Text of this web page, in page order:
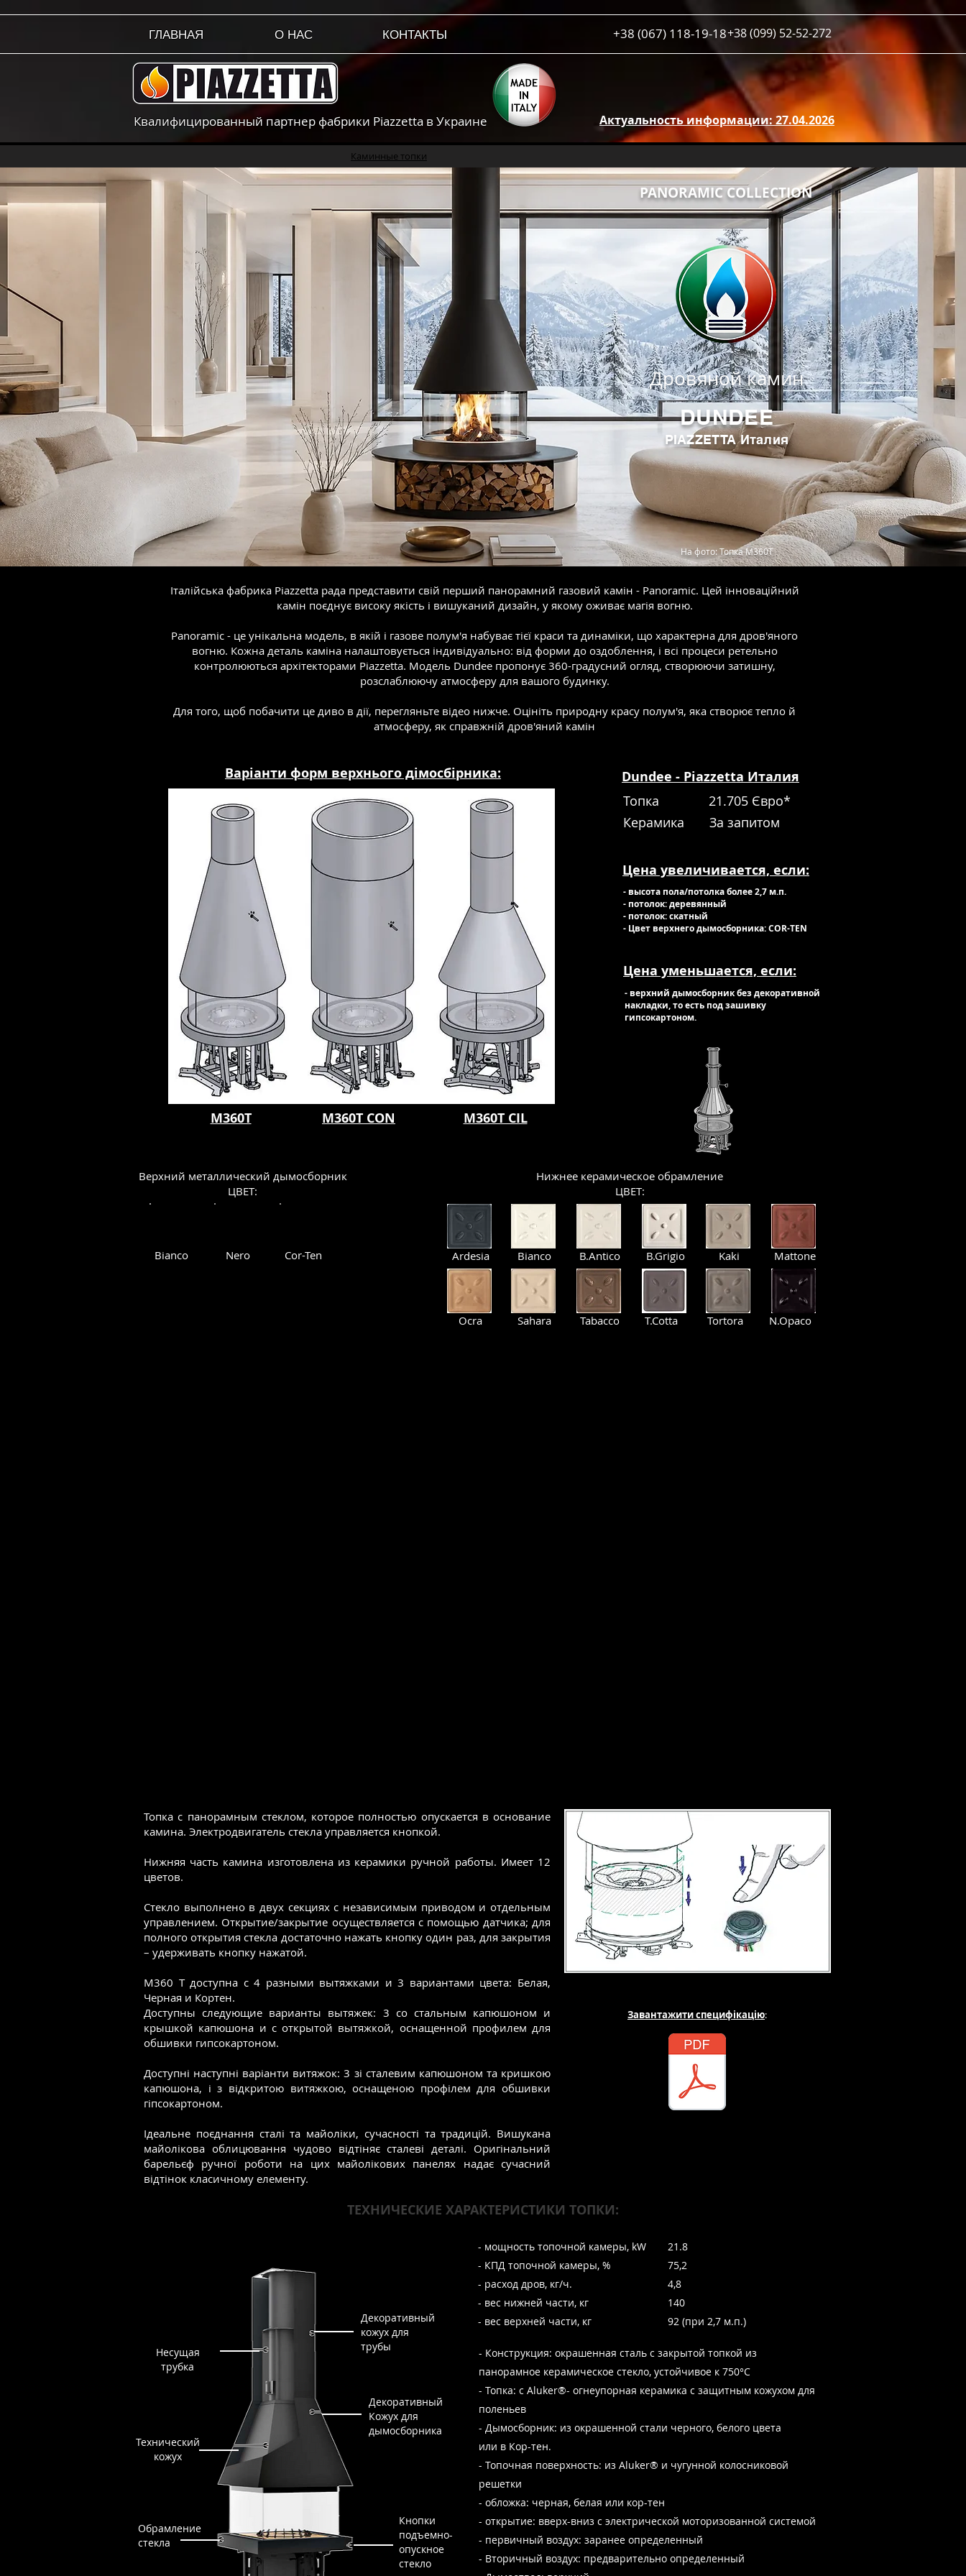
ГЛАВНАЯ О НАС КОНТАКТЫ +38 (099) 52-52-272
+38 (067) 118-19-18
Квалифицированный партнер фабрики Piazzetta в Украине Актуальность информации: 27.04.2026
Каминные топки
PANORAMIC COLLECTION
Дровяной камин
DUNDEE
PIAZZETTA Италия
На фото: Топка М360Т
Італійська фабрика Piazzetta рада представити свій перший панорамний газовий камін - Panoramic. Цей інноваційний
камін поєднує високу якість і вишуканий дизайн, у якому оживає магія вогню.
Panoramic - це унікальна модель, в якій і газове полум'я набуває тієї краси та динаміки, що характерна для дров'яного
вогню. Кожна деталь каміна налаштовується індивідуально: від форми до оздоблення, і всі процеси ретельно
контролюються архітекторами Piazzetta. Модель Dundee пропонує 360-градусний огляд, створюючи затишну,
розслаблюючу атмосферу для вашого будинку.
Для того, щоб побачити це диво в дії, перегляньте відео нижче. Оцініть природну красу полум'я, яка створює тепло й
атмосферу, як справжній дров'яний камін
Топка 21.705 Євро*
Цена увеличивается, если:
- высота пола/потолка более 2,7 м.п.
- потолок: деревянный
- потолок: скатный
- Цвет верхнего дымосборника: COR-TEN
Цена уменьшается, если:
- верхний дымосборник без декоративной
накладки, то есть под зашивку
гипсокартоном.
Варіанти форм верхнього дімосбірника:
M360T M360T CON M360T CIL
Dundee - Piazzetta Италия
Керамика За запитом
Верхний металлический дымосборник
ЦВЕТ:
Bianco Nero Cor-Ten
Нижнее керамическое обрамление
ЦВЕТ:
Ardesia
Ocra
Bianco
Sahara
B.Antico
Tabacco
B.Grigio
T.Cotta
Kaki
Tortora
Mattone
N.Opaco
Топка с панорамным стеклом, которое полностью опускается в основание
камина. Электродвигатель стекла управляется кнопкой.
Нижняя часть камина изготовлена из керамики ручной работы. Имеет 12
цветов.
Стекло выполнено в двух секциях с независимым приводом и отдельным
управлением. Открытие/закрытие осуществляется с помощью датчика; для
полного открытия стекла достаточно нажать кнопку один раз, для закрытия
– удерживать кнопку нажатой.
M360 T доступна с 4 разными вытяжками и 3 вариантами цвета: Белая,
Черная и Кортен.
Доступны следующие варианты вытяжек: 3 со стальным капюшоном и
крышкой капюшона и с открытой вытяжкой, оснащенной профилем для
обшивки гипсокартоном.
Доступні наступні варіанти витяжок: 3 зі сталевим капюшоном та кришкою
капюшона, і з відкритою витяжкою, оснащеною профілем для обшивки
гіпсокартоном.
Ідеальне поєднання сталі та майоліки, сучасності та традицій. Вишукана
майолікова облицювання чудово відтіняє сталеві деталі. Оригінальний
барельєф ручної роботи на цих майолікових панелях надає сучасний
відтінок класичному елементу.
Завантажити специфікацію:
ТЕХНИЧЕСКИЕ ХАРАКТЕРИСТИКИ ТОПКИ:
Несущая
трубка
Технический
кожух
Декоративный
кожух для
трубы
Декоративный
Кожух для
дымосборника
Кнопки
подъемно-
опускное
стекло
Обрамление
стекла
- мощность топочной камеры, kW
- КПД топочной камеры, %
- расход дров, кг/ч.
- вес нижней части, кг
- вес верхней части, кг
21.8
75,2
4,8
140
92 (при 2,7 м.п.)
- Конструкция: окрашенная сталь с закрытой топкой из
панорамное керамическое стекло, устойчивое к 750°C
- Топка: с Aluker®- огнеупорная керамика с защитным кожухом для
поленьев
- Дымосборник: из окрашенной стали черного, белого цвета
или в Кор-тен.
- Топочная поверхность: из Aluker® и чугунной колосниковой
решетки
- обложка: черная, белая или кор-тен
- открытие: вверх-вниз с электрической моторизованной системой
- первичный воздух: заранее определенный
- Вторичный воздух: предварительно определенный